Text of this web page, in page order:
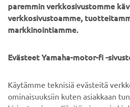
Yksi pyörä, joka on aina
Enduro. Se on esteettisesti upea
yhdistää kaksi suurinta
mielelläni perintökalleutena,
paremmin verkkosivustomme
verkkosivustoamme,
markkinointiamme.
Evästeet Yamaha-motor-fi -
Käytämme teknisiä evästeitä
ominaisuuksiin kuten asiakkaan